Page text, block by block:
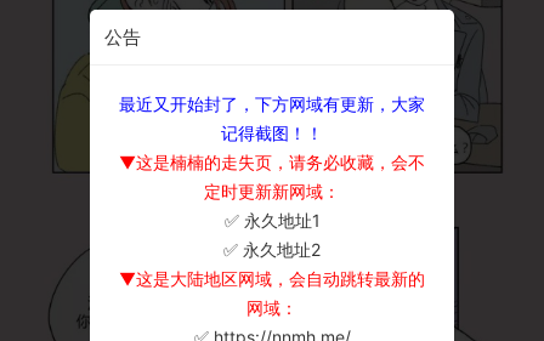
公告
最近又开始封了，下方网域有更新，大家
记得截图！！
▼这是楠楠的走失页，请务必收藏，会不
定时更新新网域：
✅ 永久地址1
✅ 永久地址2
▼这是大陆地区网域，会自动跳转最新的
网域：
✅ https://nnmh.me/